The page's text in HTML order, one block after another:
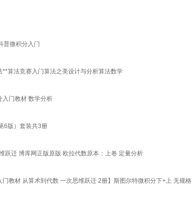
普微积分入门
算法竞赛入门算法之美设计与分析算法数学
入门教材 数学分析
6版）套装共3册
跃迁 博库网正版原版 欧拉代数原本：上卷 定量分析
教材 从算术到代数 一次思维跃迁 2册】斯图尔特微积分下+上 无规格